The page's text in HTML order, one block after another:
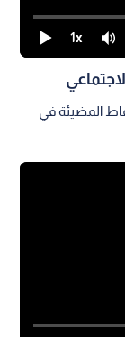
1x
المضيئة في